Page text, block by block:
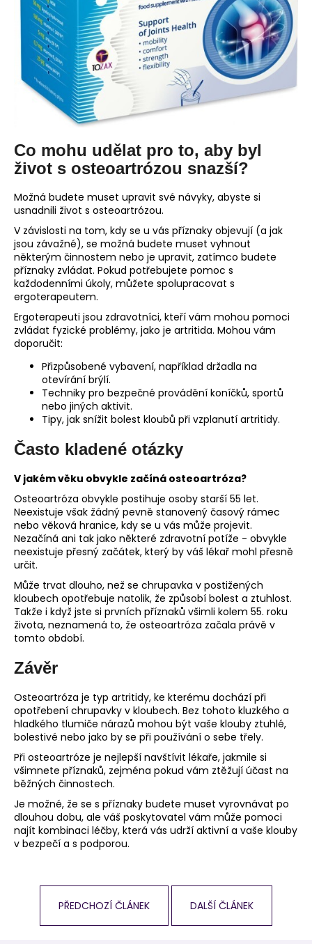
Co mohu udělat pro to, aby byl
život s osteoartrózou snazší?
Možná budete muset upravit své návyky, abyste si
usnadnili život s osteoartrózou.
V závislosti na tom, kdy se u vás příznaky objevují (a jak
jsou závažné), se možná budete muset vyhnout
některým činnostem nebo je upravit, zatímco budete
příznaky zvládat. Pokud potřebujete pomoc s
každodenními úkoly, můžete spolupracovat s
ergoterapeutem.
Ergoterapeuti jsou zdravotníci, kteří vám mohou pomoci
zvládat fyzické problémy, jako je artritida. Mohou vám
doporučit:
Přizpůsobené vybavení, například držadla na
otevírání brýlí.
Techniky pro bezpečné provádění koníčků, sportů
nebo jiných aktivit.
Tipy, jak snížit bolest kloubů při vzplanutí artritidy.
Často kladené otázky
V jakém věku obvykle začíná osteoartróza?
Osteoartróza obvykle postihuje osoby starší 55 let.
Neexistuje však žádný pevně stanovený časový rámec
nebo věková hranice, kdy se u vás může projevit.
Nezačíná ani tak jako některé zdravotní potíže - obvykle
neexistuje přesný začátek, který by váš lékař mohl přesně
určit.
Může trvat dlouho, než se chrupavka v postižených
kloubech opotřebuje natolik, že způsobí bolest a ztuhlost.
Takže i když jste si prvních příznaků všimli kolem 55. roku
života, neznamená to, že osteoartróza začala právě v
tomto období.
Závěr
Osteoartróza je typ artritidy, ke kterému dochází při
opotřebení chrupavky v kloubech. Bez tohoto kluzkého a
hladkého tlumiče nárazů mohou být vaše klouby ztuhlé,
bolestivé nebo jako by se při používání o sebe třely.
Při osteoartróze je nejlepší navštívit lékaře, jakmile si
všimnete příznaků, zejména pokud vám ztěžují účast na
běžných činnostech.
Je možné, že se s příznaky budete muset vyrovnávat po
dlouhou dobu, ale váš poskytovatel vám může pomoci
najít kombinaci léčby, která vás udrží aktivní a vaše klouby
v bezpečí a s podporou.
PŘEDCHOZÍ ČLÁNEK DALŠÍ ČLÁNEK